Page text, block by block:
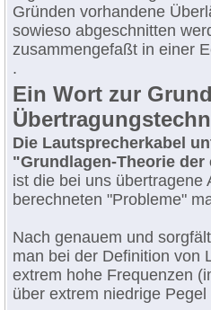
Gründen vorhandene
sowieso abgeschnitten
zusammengefaßt in einer
.
Ein Wort zur
Die Lautsprecherkabel
"Grundlagen-Theorie
ist die bei uns übertragene
berechneten "Probleme"
Nach genauem und
man bei der Definition von
extrem hohe Frequenzen
über extrem niedrige